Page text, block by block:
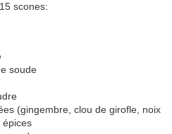
scones:
soude
(gingembre, clou de girofle, noix
épices